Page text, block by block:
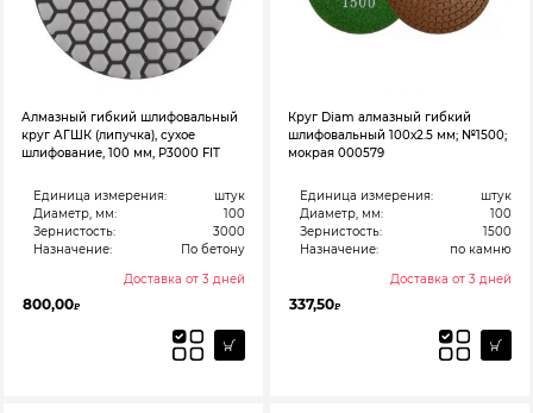
Алмазный гибкий шлифовальный
круг АГШК (липучка), сухое
шлифование, 100 мм, Р3000 FIT
Единица измерения:
штук
Диаметр, мм:
100
Зернистость:
3000
Назначение:
По бетону
Доставка от 3 дней
800,00₽
Круг Diam алмазный гибкий
шлифовальный 100х2.5 мм; №1500;
мокрая 000579
Единица измерения:
штук
Диаметр, мм:
100
Зернистость:
1500
Назначение:
по камню
Доставка от 3 дней
337,50₽